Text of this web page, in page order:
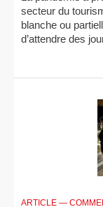
secteur du
blanche ou
d’attendre des
ARTICLE —